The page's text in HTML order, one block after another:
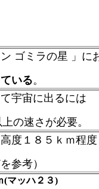
ゴミラの星 」 に
いる。
宇宙に出るには
上の速さが必要。
高度１８５ｋｍ程
参考）
(マッハ２３)